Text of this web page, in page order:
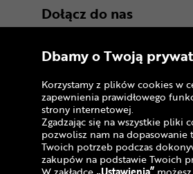
Dołącz do nas
Copyright © 2005 - 2026
Polityka prywatności i zasady
serwisu
Dbamy o Twoją
Korzystamy z plików cookies w
zapewnienia prawidłowego
strony internetowej.
Zgadzając się na wszystkie pliki
pozwolisz nam na dopasowanie
Twoich potrzeb podczas
zakupów na podstawie Twoich